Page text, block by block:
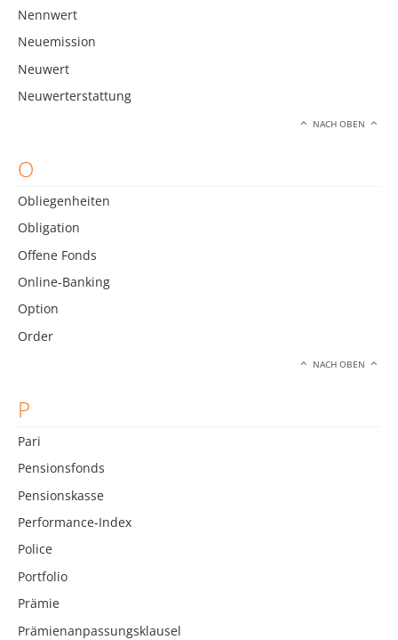
Nennwert
Neuemission
Neuwert
Neuwerterstattung
NACH OBEN
O
Obliegenheiten
Obligation
Offene Fonds
Online-Banking
Option
Order
NACH OBEN
P
Pari
Pensionsfonds
Pensionskasse
Performance-Index
Police
Portfolio
Prämie
Prämienanpassungsklausel